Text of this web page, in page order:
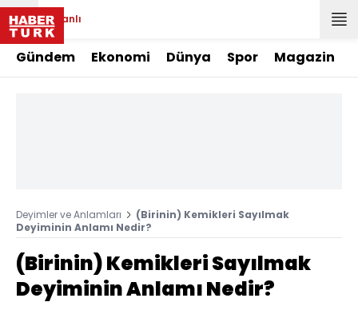
Canlı
Gündem Ekonomi Dünya Spor Magazin
Deyimler ve Anlamları
(Birinin) Kemikleri Sayılmak
Deyiminin Anlamı Nedir?
(Birinin) Kemikleri Sayılmak
Deyiminin Anlamı Nedir?